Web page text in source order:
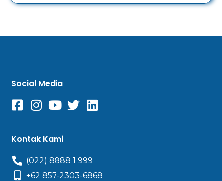
Social Media
Kontak Kami
(022) 8888 1 999
+62 857-2303-6868